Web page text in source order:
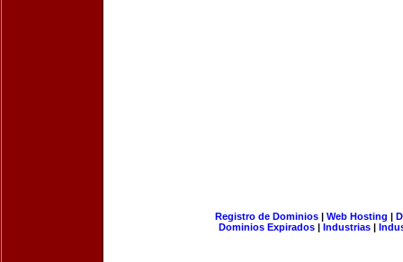
Registro de Dominios| Web Hosting |
Dominios Expirados | Industrias |